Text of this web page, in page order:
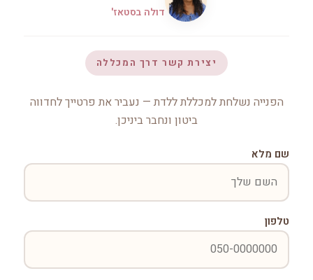
דולה בסטאז'
יצירת קשר דרך המכללה
הפנייה נשלחת למכללת ללדת — נעביר את פרטייך לחדווה
ביטון ונחבר ביניכן.
שם מלא
טלפון